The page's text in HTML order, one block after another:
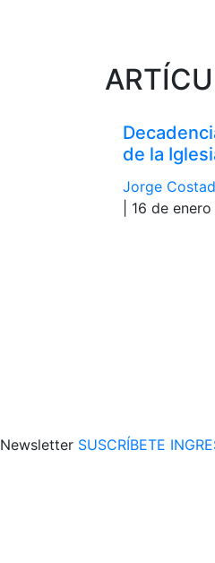
de la
Jorge
| 16 de
Newsletter SUSCRÍBETE